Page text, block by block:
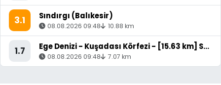
3.1 Sındırgı (Balıkesir)
08.08.2026 09:48 10.88 km
1.7 Ege Denizi - Kuşadası Körfezi - [15.63 km] Söke (Aydın)
08.08.2026 09:48 7.07 km